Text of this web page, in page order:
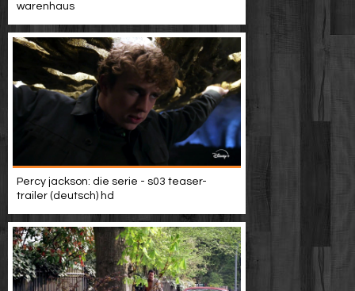
warenhaus
Percy jackson: die serie - s03 teaser-
trailer (deutsch) hd